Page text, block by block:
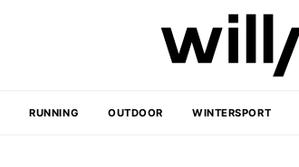
RUNNING OUTDOOR WINTERSPORT